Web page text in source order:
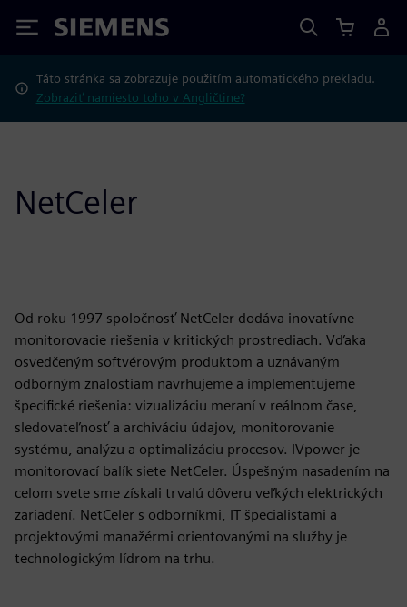
Siemens
Táto stránka sa zobrazuje použitím automatického prekladu.
Zobraziť namiesto toho v Angličtine?
NetCeler
Od roku 1997 spoločnosť NetCeler dodáva inovatívne
monitorovacie riešenia v kritických prostrediach. Vďaka
osvedčeným softvérovým produktom a uznávaným
odborným znalostiam navrhujeme a implementujeme
špecifické riešenia: vizualizáciu meraní v reálnom čase,
sledovateľnosť a archiváciu údajov, monitorovanie
systému, analýzu a optimalizáciu procesov. IVpower je
monitorovací balík siete NetCeler. Úspešným nasadením na
celom svete sme získali trvalú dôveru veľkých elektrických
zariadení. NetCeler s odborníkmi, IT špecialistami a
projektovými manažérmi orientovanými na služby je
technologickým lídrom na trhu.